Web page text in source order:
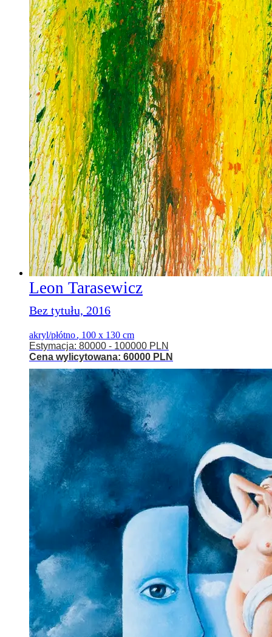
Leon Tarasewicz
Bez tytułu, 2016
akryl/płótno, 100 x 130 cm
Estymacja: 80000 - 100000 PLN
Cena wylicytowana: 60000 PLN